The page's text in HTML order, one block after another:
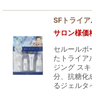
SFトライア
サロン様価
セルールボ
たトライア
ジング ス
分、抗糖化
るジェル